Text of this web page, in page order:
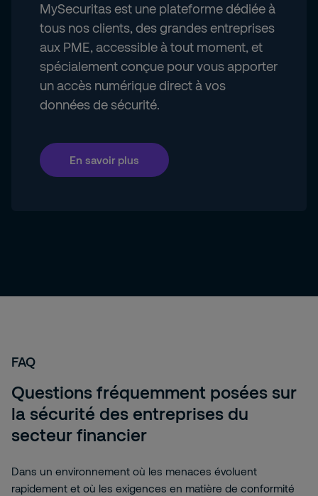
MySecuritas est une plateforme dédiée à
tous nos clients, des grandes entreprises
aux PME, accessible à tout moment, et
spécialement conçue pour vous apporter
un accès numérique direct à vos
données de sécurité.
En savoir plus
FAQ
Questions fréquemment posées sur
la sécurité des entreprises du
secteur financier
Dans un environnement où les menaces évoluent
rapidement et où les exigences en matière de conformité